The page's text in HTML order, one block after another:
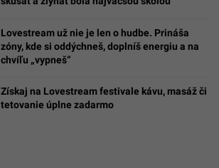
Lovestream už nie je len o hudbe. Prináša
zóny, kde si oddýchneš, doplníš energiu a na
chvíľu „vypneš“
Získaj na Lovestream festivale kávu, masáž či
tetovanie úplne zadarmo